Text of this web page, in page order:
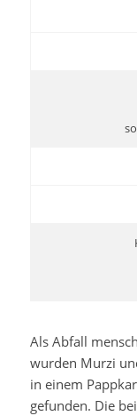
Als Abfall
wurden Murzi
in einem
gefunden. Die